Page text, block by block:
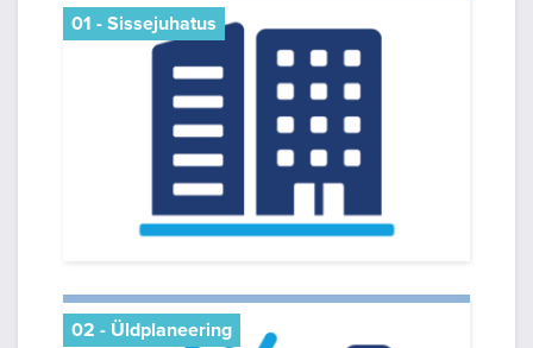
01 - Sissejuhatus
02 - Üldplaneering